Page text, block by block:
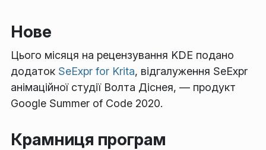
Нове
Цього місяця на рецензування KDE подано
додаток SeExpr for Krita, відгалуження SeExpr
анімаційної студії Волта Діснея, — продукт
Google Summer of Code 2020.
Крамниця програм